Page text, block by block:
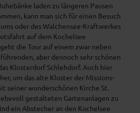
laden zu längeren Pausen
kann man sich für einen Besuch
oder des Walchensee-Kraftwerkes
auf dem Kochelsee
die Tour auf einem zwar neben
aber dennoch sehr schönen
Klosterdorf Schlehdorf. Auch hier
um das alte Kloster der Missions-
seiner wunderschönen Kirche St.
gestalteten Gartenanlagen zu
ein Abstecher an den Kochelsee